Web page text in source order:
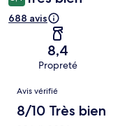
688 avis
8,4
Propreté
Avis
Avis vérifié
8/10 Très bien